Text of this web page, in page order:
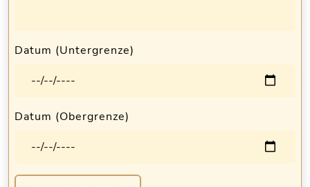
Datum (Untergrenze)
Datum (Obergrenze)